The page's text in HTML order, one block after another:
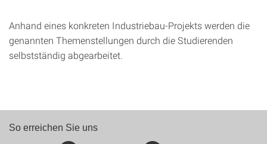
Anhand eines konkreten Industriebau-Projekts werden die
genannten Themenstellungen durch die Studierenden
selbstständig abgearbeitet.
So erreichen Sie uns